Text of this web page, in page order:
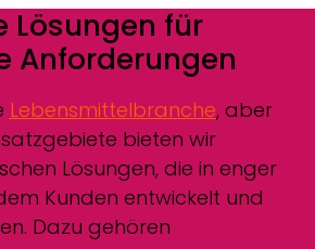
Lösungen für
Anforderungen
Lebensmittelbranche, aber
bieten wir
Lösungen, die in enger
Kunden entwickelt und
Dazu gehören